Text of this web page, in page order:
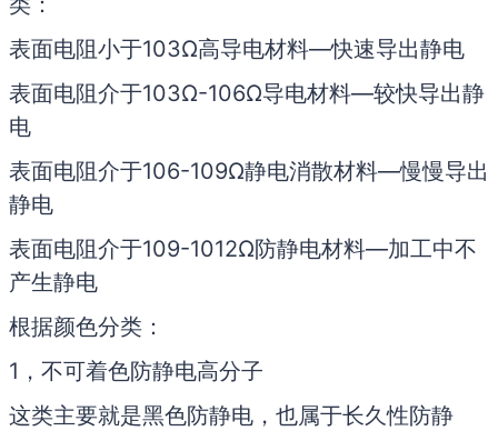
表面电阻小于103Ω高导电材料—快速导出静电
表面电阻介于103Ω-106Ω导电材料—较快导出静
电
表面电阻介于106-109Ω静电消散材料—慢慢导出
静电
表面电阻介于109-1012Ω防静电材料—加工中不
产生静电
根据颜色分类：
1，不可着色防静电高分子
这类主要就是黑色防静电，也属于长久性防静